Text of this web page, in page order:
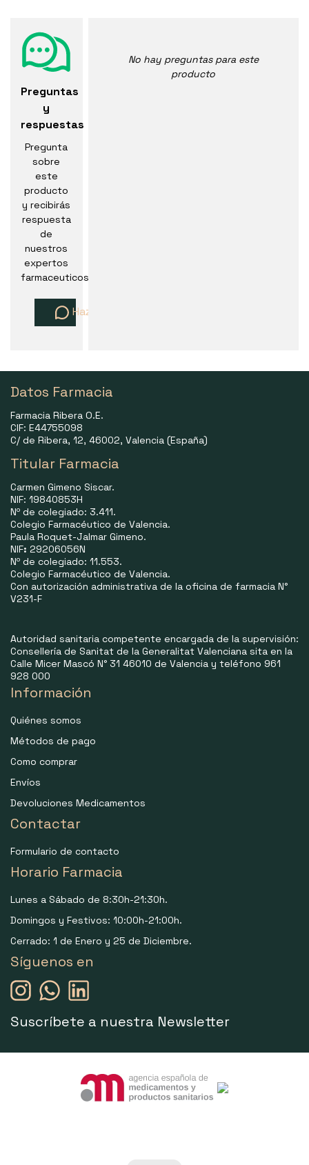
Preguntas
y
respuestas
Pregunta
sobre
este
producto
y recibirás
respuesta
de
nuestros
expertos
farmaceuticos
Haz una pregunta
No hay preguntas para este
producto
Datos Farmacia
Farmacia Ribera O.E.
CIF: E44755098
C/ de Ribera, 12, 46002, Valencia (España)
Titular Farmacia
Carmen Gimeno Siscar.
NIF: 19840853H
Nº de colegiado: 3.411.
Colegio Farmacéutico de Valencia.
Paula Roquet-Jalmar Gimeno.
NIF: 29206056N
Nº de colegiado: 11.553.
Colegio Farmacéutico de Valencia.
Con autorización administrativa de la oficina de farmacia N°
V231-F
Autoridad sanitaria competente encargada de la supervisión:
Consellería de Sanitat de la Generalitat Valenciana sita en la
Calle Micer Mascó N° 31 46010 de Valencia y teléfono 961
928 000
Información
Quiénes somos
Métodos de pago
Como comprar
Envíos
Devoluciones Medicamentos
Contactar
Formulario de contacto
Horario Farmacia
Lunes a Sábado de 8:30h-21:30h.
Domingos y Festivos: 10:00h-21:00h.
Cerrado: 1 de Enero y 25 de Diciembre.
Síguenos en
Suscríbete a nuestra Newsletter